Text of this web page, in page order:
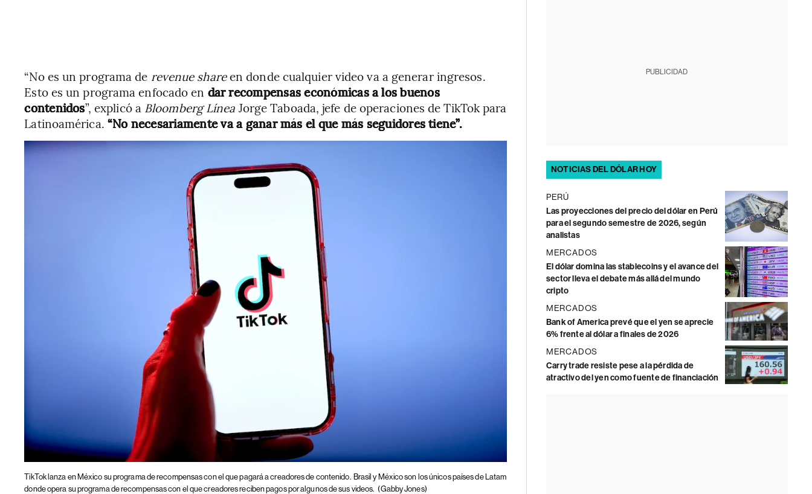
“No es un programa de revenue shareen donde cualquier video va a generar ingresos.
Esto es un programa enfocado en dar recompensas económicas a los buenos
contenidos”, explicó a Bloomberg Línea Jorge Taboada, jefe de operaciones de TikTok para
Latinoamérica. “No necesariamente va a ganar más el que más seguidores tiene”.
TikTok lanza en México su programa de recompensas con el que pagará a creadores de contenido. Brasil y México son los únicos países de Latam
donde opera su programa de recompensas con el que creadores reciben pagos por algunos de sus videos. (Gabby Jones)
PUBLICIDAD
NOTICIAS DEL DÓLAR HOY
PERÚ
Las proyecciones del precio del dólar en Perú
para el segundo semestre de 2026, según
analistas
MERCADOS
El dólar domina las stablecoins y el avance del
sector lleva el debate más allá del mundo
cripto
MERCADOS
Bank of America prevé que el yen se aprecie
6% frente al dólar a finales de 2026
MERCADOS
Carry trade resiste pese a la pérdida de
atractivo del yen como fuente de financiación